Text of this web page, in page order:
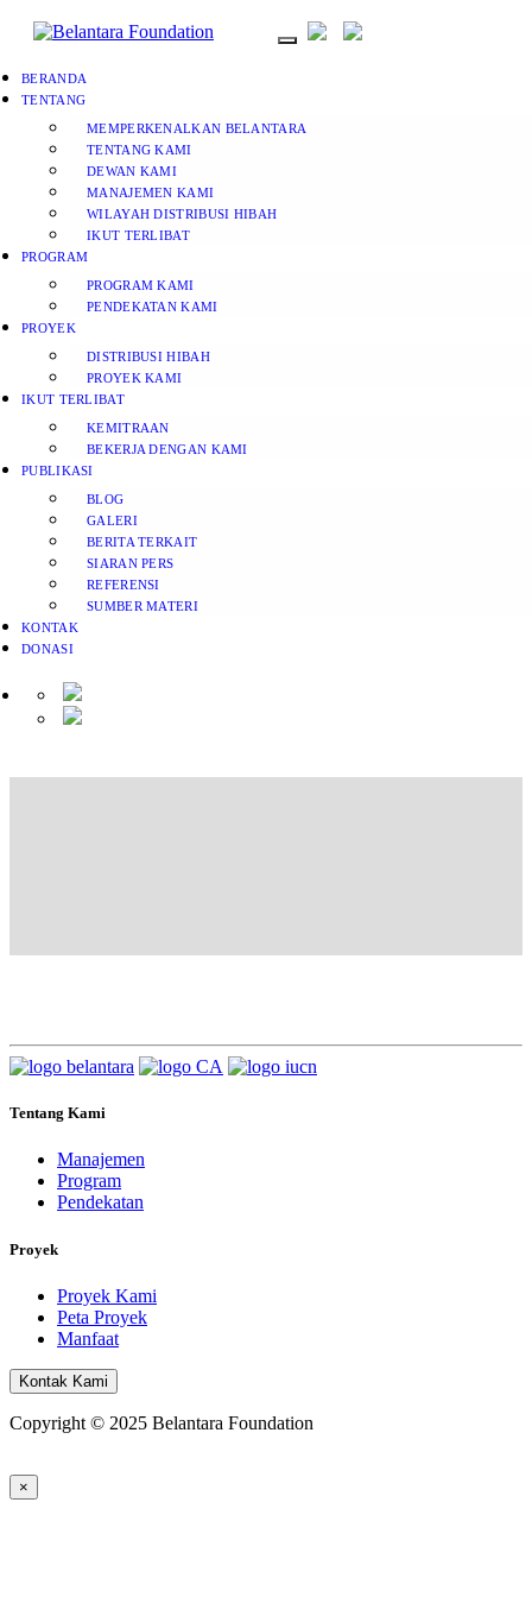
BERANDA
TENTANG
MEMPERKENALKAN BELANTARA
TENTANG KAMI
DEWAN KAMI
MANAJEMEN KAMI
WILAYAH DISTRIBUSI HIBAH
IKUT TERLIBAT
PROGRAM
PROGRAM KAMI
PENDEKATAN KAMI
PROYEK
DISTRIBUSI HIBAH
PROYEK KAMI
IKUT TERLIBAT
KEMITRAAN
BEKERJA DENGAN KAMI
PUBLIKASI
BLOG
GALERI
BERITA TERKAIT
SIARAN PERS
REFERENSI
SUMBER MATERI
KONTAK
DONASI
Tentang Kami
Manajemen
Program
Pendekatan
Proyek
Proyek Kami
Peta Proyek
Manfaat
Kontak Kami
Copyright © 2025 Belantara Foundation
×